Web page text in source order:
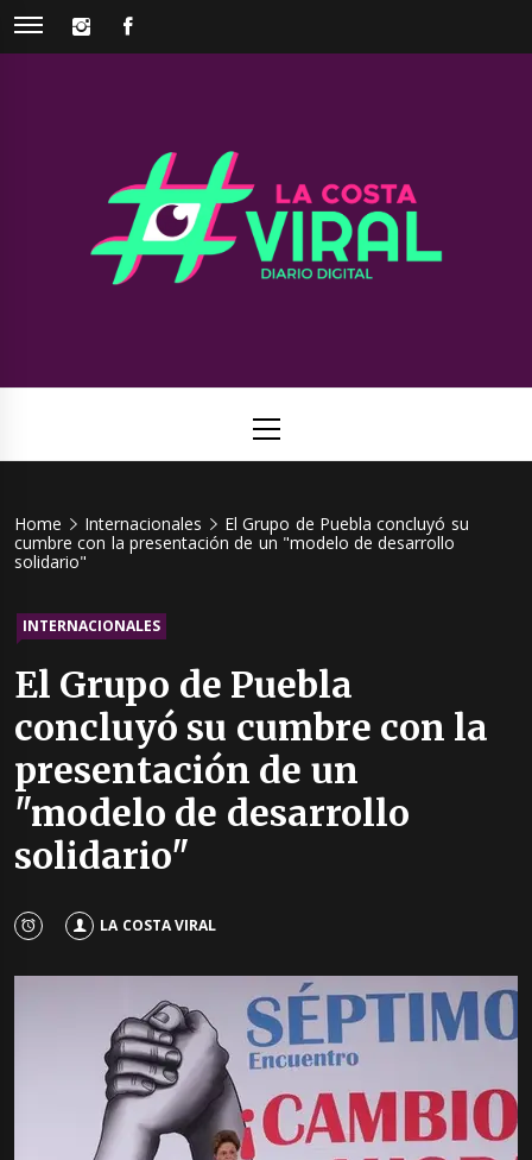
Skip
INSTAGRAM
Viral
Menu
Home Internacionales
El Grupo de Puebla concluyó su
cumbre con la presentación de un "modelo de desarrollo
solidario"
INTERNACIONALES
El Grupo de Puebla
concluyó su cumbre con la
presentación de un
"modelo de desarrollo
solidario"
LA COSTA VIRAL